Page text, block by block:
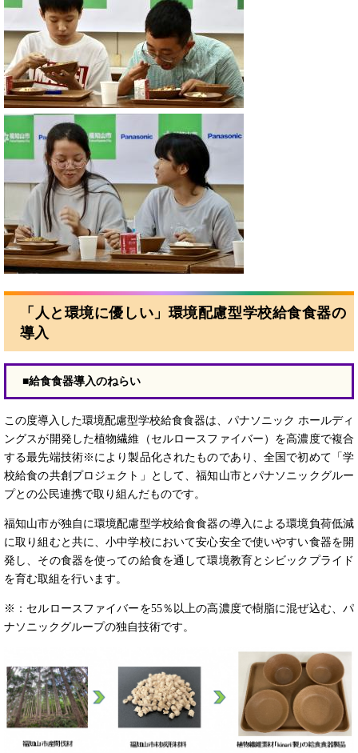
「人と環境に優しい」環境配慮型学校給食食器の
導入
■給食食器導入のねらい
この度導入した環境配慮型学校給食食器は、パナソニック ホールディ
ングスが開発した植物繊維（セルロースファイバー）を高濃度で複合
する最先端技術※により製品化されたものであり、全国で初めて「学
校給食の共創プロジェクト」として、福知山市とパナソニックグルー
プとの公民連携で取り組んだものです。
福知山市が独自に環境配慮型学校給食食器の導入による環境負荷低減
に取り組むと共に、小中学校において安心安全で使いやすい食器を開
発し、その食器を使っての給食を通して環境教育とシビックプライド
を育む取組を行います。
※：セルロースファイバーを55％以上の高濃度で樹脂に混ぜ込む、パ
ナソニックグループの独自技術です。